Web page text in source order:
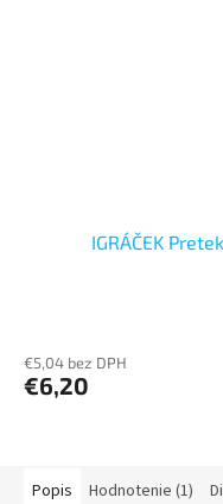
IGRÁČEK
€5,04 bez DPH
€6,20
Popis Hodnotenie (1)